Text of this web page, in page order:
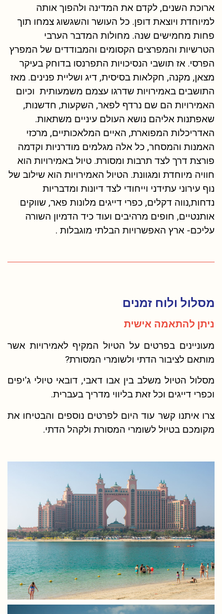
ארוכת השנים, לקדם את המדינה ולהפוך אותה
למיוחדת ויוצאת דופן. כל העושר והשגשוג צמחו תוך
פחות מחמישים שנה. מחולות המדבר הערבי
הטרשיות והמפרצים הקסומים והמבודדים של המפרץ
הפרסי. אז תושבי הנסיכויות התפרנסו בדוחק בעיקר
מצאן, מקנה, חקלאות בסיסית, דיג ושליית פנינים. מאז
התושבים באמירויות שדרגו עצמם משמעותית וכיום
האמירויות הם שם נרדף לפאר, השקעות, חדשנות,
שאפתנות אליהם נושא העולם עיניים משתאות.
האדריכלות המפוארת, האיים המלאכותיים, מרכזי
האמנות והמסחר, כל אלה מגלמים מודרניות וקדמה
פורצת דרך לצד תרבות ומסורת. טיול באמירויות הוא
חוויה מיוחדת ומגוונת. הטיול האמירויות הוא שילוב של
נוף עירוני עתידני וייחודי לצד דיונות ומדבריות
נדחות,נווה דקלים, כפרי דייגים מלונות פאר, שווקים
אותנטיים, חופים מרהיבים ועוד כיד הדמיון השורה
עליכם- ארץ האפשרויות הבלתי מוגבלות .
מסלול ולוח זמנים
ניתן להתאמה אישית
מעוניינים בפרטים על הטיול המקיף לאמירויות אשר
מותאם לציבור הדתי ולשומרי המסורת?
מסלול הטיול משלב בין אבו דאבי, דובאי טיולי ג'יפים
וכפרי דייגים וכל זאת בליווי מדריך בעברית.
צרו איתנו קשר עוד היום לפרטים נוספים והבטיחו את
מקומכם בטיול לשומרי המסורת ולקהל הדתי.